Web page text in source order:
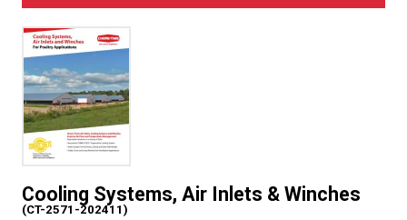
Cooling Systems, Air Inlets & Winches
(CT-2571-202411)